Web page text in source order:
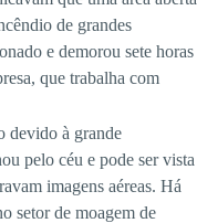
de grandes
e demorou sete horas
que trabalha com
devido à grande
pelo céu e pode ser vista
imagens aéreas. Há
setor de moagem de